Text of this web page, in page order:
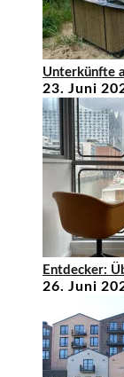
Unterkünfte
23. Juni
Entdecker:
26. Juni